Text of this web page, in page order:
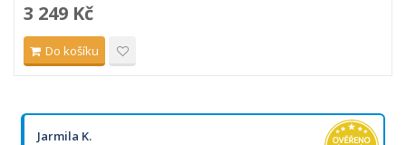
3 249 Kč
Do košíku
Jarmila K.